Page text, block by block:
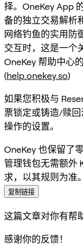
择。OneKey App
备的独立交易解析
网络钓鱼的实用防
交互时，这是一个
OneKey 帮助中心的
(help.onekey.so)
如果您积极与
票锁定或铸造/赎
操作的设置。
OneKey 也保留了
管理钱包无需额外
求，以其规则为准。
复制链接
这篇文章对你有帮
感谢你的反馈！